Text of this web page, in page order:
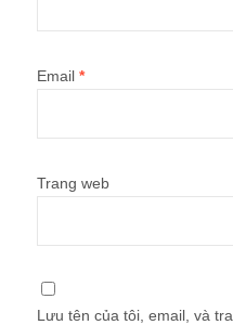
Email *
Trang web
Lưu tên của tôi, email, và